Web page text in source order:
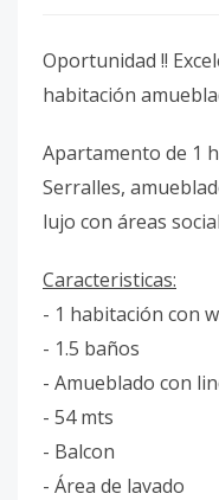
Oportunidad !!
habitación
Apartamento de 1
Serralles,
lujo con áreas
Caracteristicas:
- 1 habitación con
- 1.5 baños
- Amueblado con
- 54 mts
- Balcon
- Área de lavado